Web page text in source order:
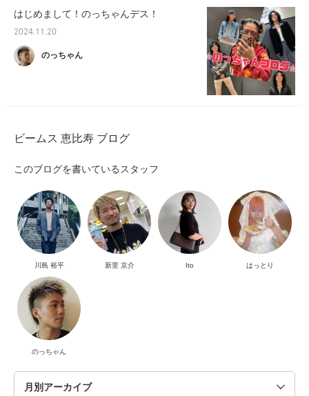
はじめまして！のっちゃんデス！
2024.11.20
のっちゃん
ビームス 恵比寿 ブログ
このブログを書いているスタッフ
川島 裕平 新里 京介 Ito はっとり
のっちゃん